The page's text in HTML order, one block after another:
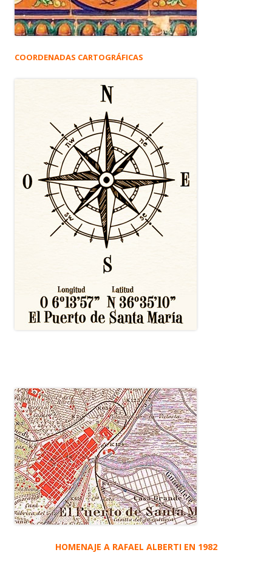
COORDENADAS CARTOGRÁFICAS
HOMENAJE A RAFAEL ALBERTI EN 1982